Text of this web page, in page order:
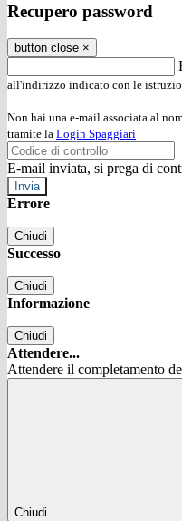
Recupero password
button close ×
all'indirizzo indicato con le
Non hai una e-mail associata al
tramite la Login Spaggiari
E-mail inviata, si prega di
Errore
Chiudi
Successo
Chiudi
Informazione
Chiudi
Attendere...
Attendere il completamento
Chiudi